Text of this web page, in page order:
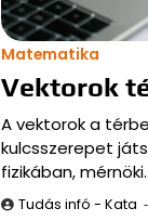
Matematika
Vektorok
A vektorok a
kulcsszerepet
fizikában,
Tudás infó - Kata